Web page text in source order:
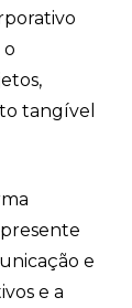
tangível
e
e a